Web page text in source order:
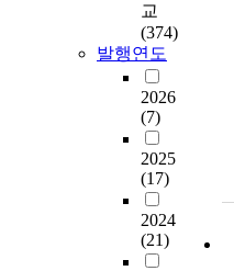
교
(374)
발행연도
2026
(7)
2025
(17)
2024
(21)